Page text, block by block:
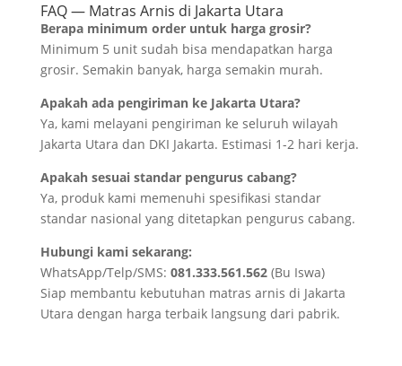
FAQ — Matras Arnis di Jakarta Utara
Berapa minimum order untuk harga grosir?
Minimum 5 unit sudah bisa mendapatkan harga
grosir. Semakin banyak, harga semakin murah.
Apakah ada pengiriman ke Jakarta Utara?
Ya, kami melayani pengiriman ke seluruh wilayah
Jakarta Utara dan DKI Jakarta. Estimasi 1-2 hari kerja.
Apakah sesuai standar pengurus cabang?
Ya, produk kami memenuhi spesifikasi standar
standar nasional yang ditetapkan pengurus cabang.
Hubungi kami sekarang:
WhatsApp/Telp/SMS: 081.333.561.562(Bu Iswa)
Siap membantu kebutuhan matras arnis di Jakarta
Utara dengan harga terbaik langsung dari pabrik.